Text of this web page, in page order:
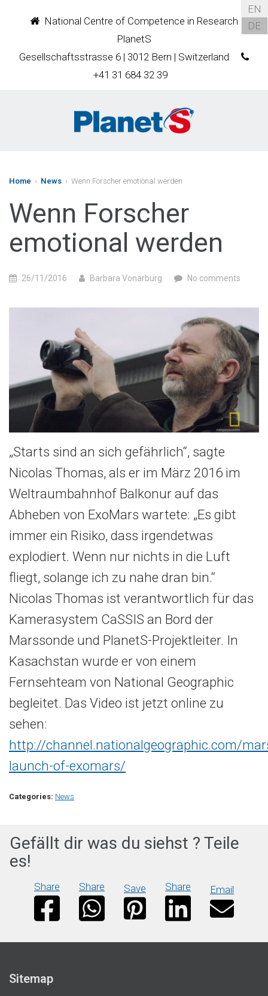
National Centre of Competence in Research
PlanetS
Gesellschaftsstrasse 6 | 3012 Bern | Switzerland
+41 31 684 32 39
EN
DE
Home › News › Wenn Forscher emotional werden
Wenn Forscher
emotional werden
26/11/2016 Barbara Vonarburg No comments
„Starts sind an sich gefährlich“, sagte
Nicolas Thomas, als er im März 2016 im
Weltraumbahnhof Balkonur auf das
Abheben von ExoMars wartete: „Es gibt
immer ein Risiko, dass irgendetwas
explodiert. Wenn nur nichts in die Luft
fliegt, solange ich zu nahe dran bin.“
Nicolas Thomas ist verantwortlich für das
Kamerasystem CaSSIS an Bord der
Marssonde und PlanetS-Projektleiter. In
Kasachstan wurde er von einem
Fernsehteam von National Geographic
begleitet. Das Video ist jetzt online zu
sehen:
http://channel.nationalgeographic.com/
launch-of-exomars/
Categories: News
Gefällt dir was du siehst ? Teile
es!
Share Share Save Share Email
Sitemap